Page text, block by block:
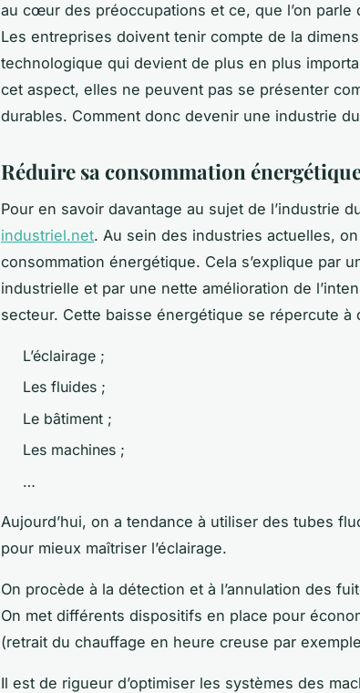
au cœur des préoccupations et ce, que l’on parle
Les entreprises doivent tenir compte de la
technologique qui devient de plus en plus
cet aspect, elles ne peuvent pas se présenter
durables. Comment donc devenir une industrie
Réduire sa consommation
Pour en savoir davantage au sujet de l’industrie
industriel.net. Au sein des industries actuelles,
consommation énergétique. Cela s’explique par
industrielle et par une nette amélioration de
secteur. Cette baisse énergétique se répercute à
L’éclairage ;
Les fluides ;
Le bâtiment ;
Les machines ;
…
Aujourd’hui, on a tendance à utiliser des tubes
pour mieux maîtriser l’éclairage.
On procède à la détection et à l’annulation des
On met différents dispositifs en place pour
(retrait du chauffage en heure creuse par
Il est de rigueur d’optimiser les systèmes des